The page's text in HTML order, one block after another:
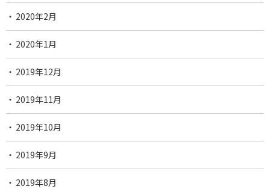
2020年2月
2020年1月
2019年12月
2019年11月
2019年10月
2019年9月
2019年8月